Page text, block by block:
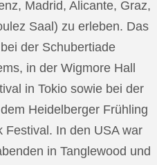
Madrid, Alicante, Graz,
Saal) zu erleben. Das
der Schubertiade
in der Wigmore Hall
in Tokio sowie bei der
Heidelberger Frühling
Festival. In den USA war
in Tanglewood und